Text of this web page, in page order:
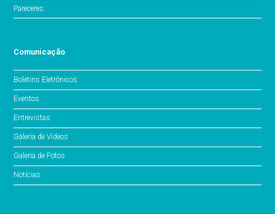
Pareceres
Comunicação
Boletins Eletrônicos
Eventos
Entrevistas
Galeria de Vídeos
Galeria de Fotos
Notícias